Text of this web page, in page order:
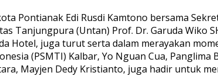
Pontianak Edi Rusdi Kamtono bersama
Tanjungpura (Untan) Prof. Dr. Garuda Wiko
Hotel, juga turut serta dalam merayakan
(PSMTI) Kalbar, Yo Nguan Cua, Panglima
Mayjen Dedy Kristianto, juga hadir untuk